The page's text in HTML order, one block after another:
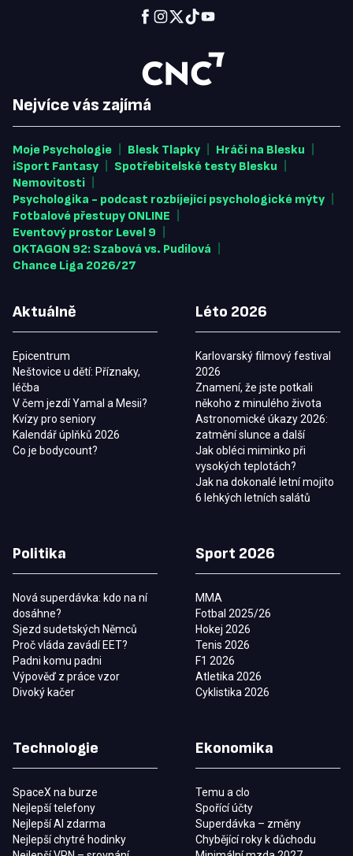
Nejvíce vás zajímá
Moje Psychologie Blesk Tlapky Hráči na Blesku
iSport Fantasy Spotřebitelské testy Blesku
Nemovitosti
Psychologika - podcast rozbíjející psychologické mýty
Fotbalové přestupy ONLINE
Eventový prostor Level 9
OKTAGON 92: Szabová vs. Pudilová
Chance Liga 2026/27
Aktuálně
Epicentrum
Neštovice u dětí: Příznaky,
léčba
V čem jezdí Yamal a Mesii?
Kvízy pro seniory
Kalendář úplňků 2026
Co je bodycount?
Léto 2026
Karlovarský filmový festival
2026
Znamení, že jste potkali
někoho z minulého života
Astronomické úkazy 2026:
zatmění slunce a další
Jak obléci miminko při
vysokých teplotách?
Jak na dokonalé letní mojito
6 lehkých letních salátů
Politika
Nová superdávka: kdo na ní
dosáhne?
Sjezd sudetských Němců
Proč vláda zavádí EET?
Padni komu padni
Výpověď z práce vzor
Divoký kačer
Sport 2026
MMA
Fotbal 2025/26
Hokej 2026
Tenis 2026
F1 2026
Atletika 2026
Cyklistika 2026
Technologie
SpaceX na burze
Nejlepší telefony
Nejlepší AI zdarma
Nejlepší chytré hodinky
Ekonomika
Temu a clo
Spořící účty
Superdávka – změny
Chybějící roky k důchodu